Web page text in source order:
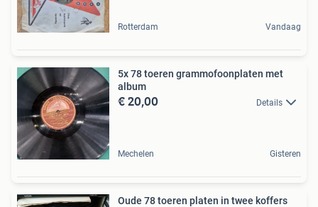
Rotterdam Vandaag
5x 78 toeren grammofoonplaten met
album
€ 20,00 Details
Mechelen Gisteren
Oude 78 toeren platen in twee koffers